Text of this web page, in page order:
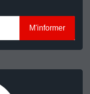
M'informer